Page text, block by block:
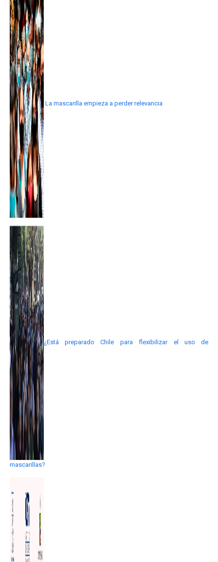
La mascarilla empieza a perder relevancia
¿Está preparado Chile para flexibilizar el uso de
mascarillas?